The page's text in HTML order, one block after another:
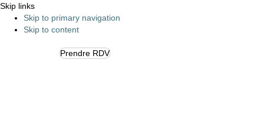
Skip links
Skip to primary navigation
Skip to content
Prendre RDV